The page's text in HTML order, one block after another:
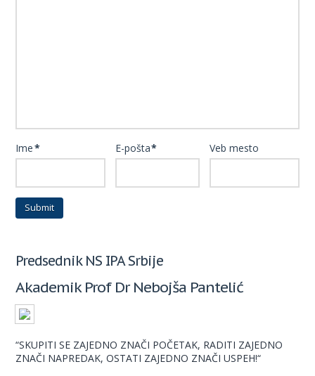
Ime* E-pošta* Veb mesto
Predsednik NS IPA Srbije
Akademik Prof Dr Nebojša Pantelić
“SKUPITI SE ZAJEDNO ZNAČI POČETAK, RADITI ZAJEDNO
ZNAČI NAPREDAK, OSTATI ZAJEDNO ZNAČI USPEH!“